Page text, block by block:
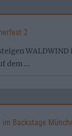
2
dem ...
Backstage